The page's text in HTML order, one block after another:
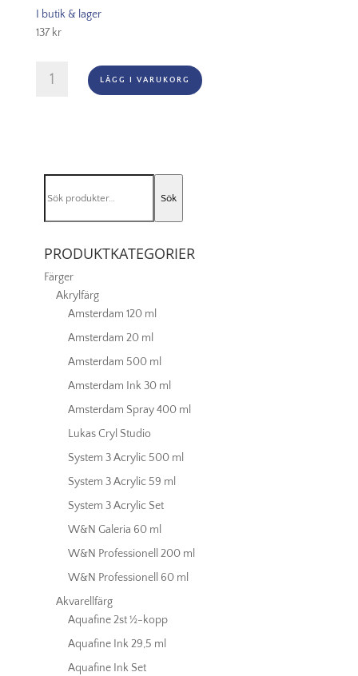
I butik & lager
137 kr
(vattenlöslig)
red
light
LÄGG I VARUKORG
efter:
Sök
PRODUKTKATEGORIER
Färger
Akrylfärg
Amsterdam 120 ml
Amsterdam 20 ml
Amsterdam 500 ml
Amsterdam Ink 30 ml
Amsterdam Spray 400 ml
Lukas Cryl Studio
System 3 Acrylic 500 ml
System 3 Acrylic 59 ml
System 3 Acrylic Set
W&N Galeria 60 ml
W&N Professionell 200 ml
W&N Professionell 60 ml
Akvarellfärg
Aquafine 2st ½-kopp
Aquafine Ink 29,5 ml
Aquafine Ink Set